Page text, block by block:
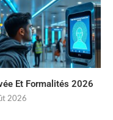
Et Formalités 2026
2026